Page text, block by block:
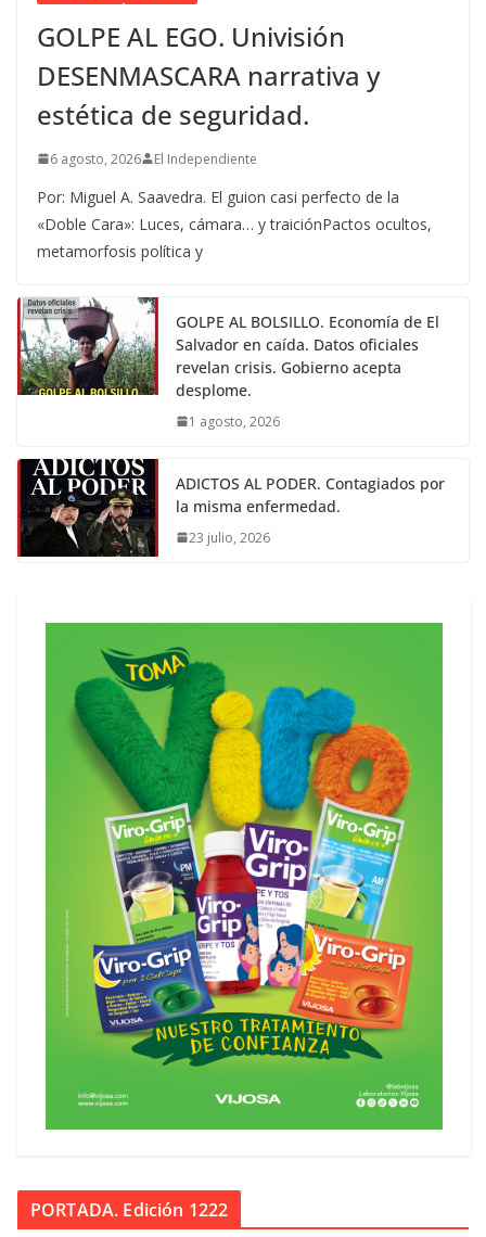
GOLPE AL EGO. Univisión
DESENMASCARA narrativa y
estética de seguridad.
6 agosto, 2026 El Independiente
Por: Miguel A. Saavedra. El guion casi perfecto de la
«Doble Cara»: Luces, cámara… y traiciónPactos ocultos,
metamorfosis política y
GOLPE AL BOLSILLO. Economía de El
Salvador en caída. Datos oficiales
revelan crisis. Gobierno acepta
desplome.
1 agosto, 2026
ADICTOS AL PODER. Contagiados por
la misma enfermedad.
23 julio, 2026
PORTADA. Edición 1222